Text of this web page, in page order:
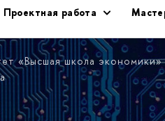
Проектная работа
«Высшая школа экономики»